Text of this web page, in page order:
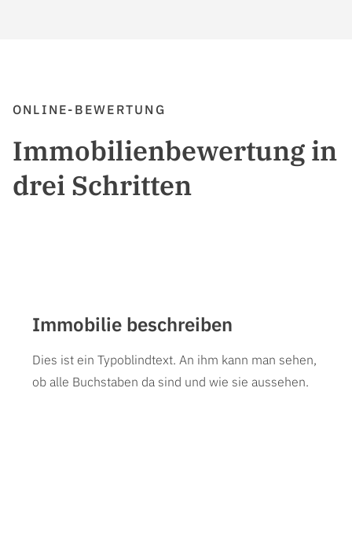
ONLINE-BEWERTUNG
Immobilienbewertung in
drei Schritten
Immobilie beschreiben
Dies ist ein Typoblindtext. An ihm kann man sehen,
ob alle Buchstaben da sind und wie sie aussehen.